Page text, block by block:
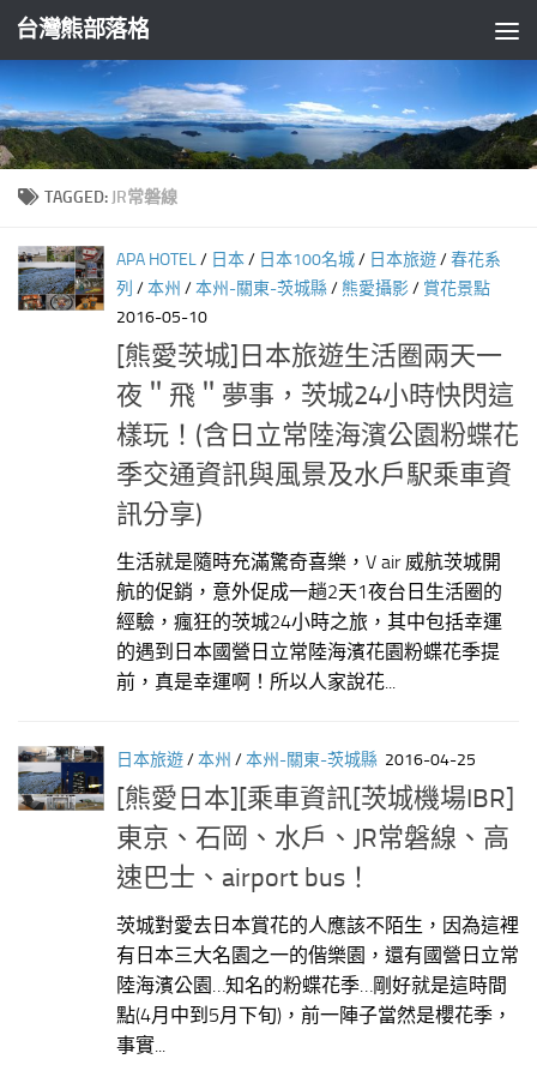
Skip to content
台灣熊部落格
TAGGED: JR常磐線
APA HOTEL/ 日本/ 日本100名城/ 日本旅遊/春花系
列 /本州 /本州-關東-茨城縣/ 熊愛攝影/ 賞花景點
2016-05-10
[熊愛茨城]日本旅遊生活圈兩天一
夜＂飛＂夢事，茨城24小時快閃這
樣玩！(含日立常陸海濱公園粉蝶花
季交通資訊與風景及水戶駅乘車資
訊分享)
生活就是隨時充滿驚奇喜樂，V air 威航茨城開
航的促銷，意外促成一趟2天1夜台日生活圈的
經驗，瘋狂的茨城24小時之旅，其中包括幸運
的遇到日本國營日立常陸海濱花園粉蝶花季提
前，真是幸運啊！所以人家說花...
日本旅遊/本州 /本州-關東-茨城縣 2016-04-25
[熊愛日本][乘車資訊[茨城機場IBR]
東京、石岡、水戶、JR常磐線、高
速巴士、airport bus！
茨城對愛去日本賞花的人應該不陌生，因為這裡
有日本三大名園之一的偕樂園，還有國營日立常
陸海濱公園…知名的粉蝶花季…剛好就是這時間
點(4月中到5月下旬)，前一陣子當然是櫻花季，
事實...